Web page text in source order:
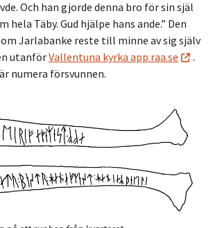
Och han gjorde denna bro för sin själ
hela Täby. Gud hjälpe hans ande.” Den
Jarlabanke reste till minne av sig själv
utanförVallentuna kyrka app.raa.se
.
numera försvunnen.